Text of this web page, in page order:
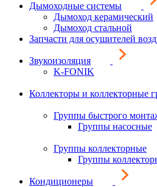
Дымоходные системы
Дымоход керамический
Дымоход стальной
Запчасти для осушителей
Звукоизоляция
K-FONIK
Коллекторы и коллекторные
Группы быстрого
Группы насосные
Группы коллекторные
Группы
Кондиционеры